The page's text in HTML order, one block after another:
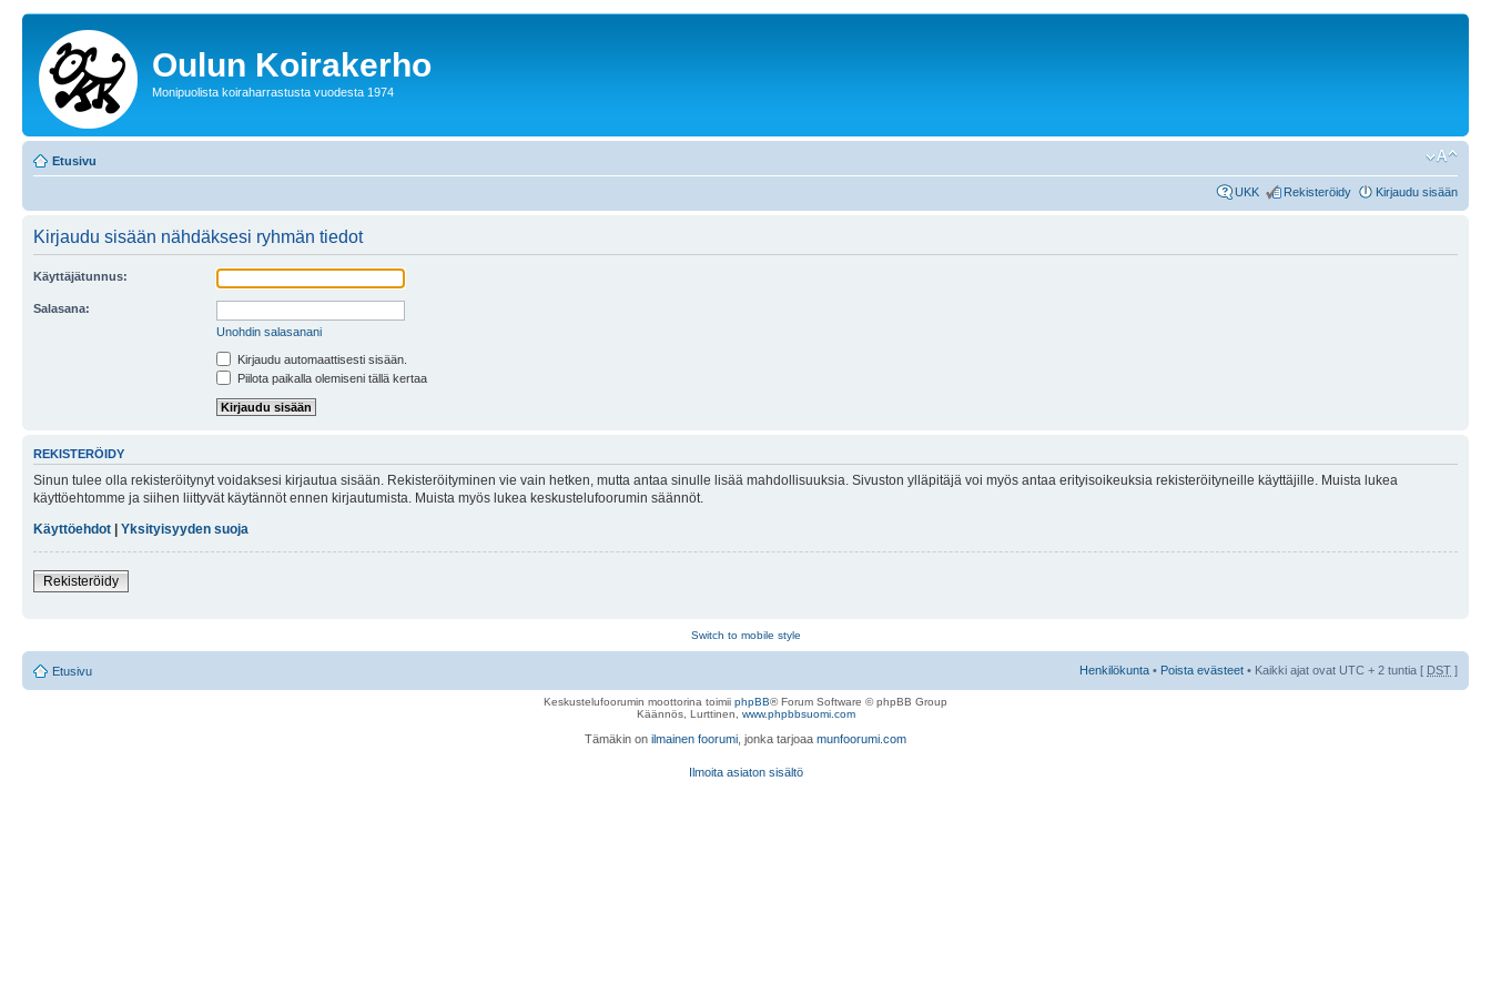
Oulun Koirakerho
Monipuolista koiraharrastusta vuodesta 1974
Etusivu
UKK Rekisteröidy Kirjaudu sisään
Kirjaudu sisään nähdäksesi ryhmän tiedot
Käyttäjätunnus:
Salasana:
Unohdin salasanani
Kirjaudu automaattisesti sisään.
Piilota paikalla olemiseni tällä kertaa
REKISTERÖIDY
Sinun tulee olla rekisteröitynyt voidaksesi kirjautua sisään. Rekisteröityminen vie vain hetken, mutta antaa sinulle lisää mahdollisuuksia. Sivuston ylläpitäjä voi myös antaa erityisoikeuksia rekisteröityneille käyttäjille. Muista lukea
käyttöehtomme ja siihen liittyvät käytännöt ennen kirjautumista. Muista myös lukea keskustelufoorumin säännöt.
Käyttöehdot | Yksityisyyden suoja
Rekisteröidy
Switch to mobile style
Etusivu Henkilökunta • Poista evästeet • Kaikki ajat ovat UTC + 2 tuntia [ DST ]
Keskustelufoorumin moottorina toimii phpBB® Forum Software © phpBB Group
Käännös, Lurttinen, www.phpbbsuomi.com
Tämäkin on ilmainen foorumi , jonka tarjoaa munfoorumi.com
Ilmoita asiaton sisältö